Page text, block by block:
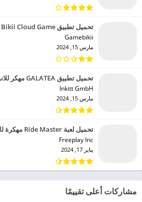
تحميل تطبيق Bikii Cloud Game مهكر للاندرويد 2024
Gamebikii‏
مارس 15, 2024
تحميل تطبيق GALATEA مهكر للاندرويد 2024
Inkitt GmbH‏
مارس 15, 2024
تحميل لعبة Ride Master مهكرة للاندرويد 2024
Freeplay Inc‏
يناير 17, 2024
مشاركات أعلى تقييمًا